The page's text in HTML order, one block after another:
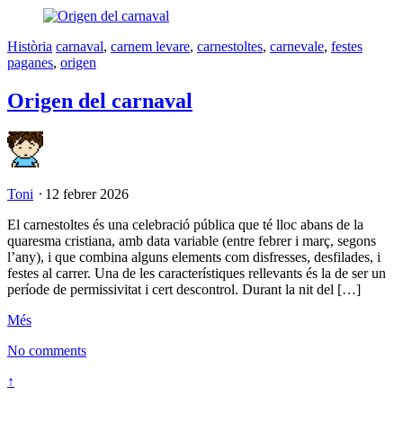
Història carnaval, carnem levare, carnestoltes, carnevale, festes
paganes, origen
Origen del carnaval
Toni ⋅ 12 febrer 2026
El carnestoltes és una celebració pública que té lloc abans de la
quaresma cristiana, amb data variable (entre febrer i març, segons
l’any), i que combina alguns elements com disfresses, desfilades, i
festes al carrer. Una de les característiques rellevants és la de ser un
període de permissivitat i cert descontrol. Durant la nit del […]
Més
No comments
↑